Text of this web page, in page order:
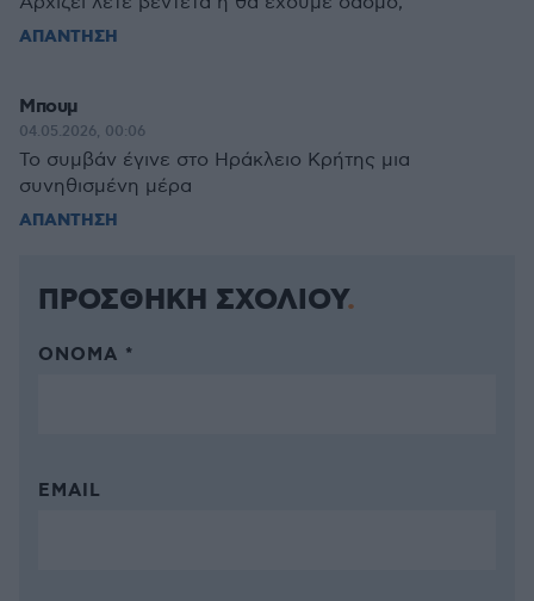
ΑΠΑΝΤΗΣΗ
Μπουμ
04.05.2026, 00:06
Το συμβάν έγινε στο Ηράκλειο Κρήτης μια
συνηθισμένη μέρα
ΑΠΑΝΤΗΣΗ
ΠΡΟΣΘΗΚΗ ΣΧΟΛΙΟΥ
ΌΝΟΜΑ *
EMAIL